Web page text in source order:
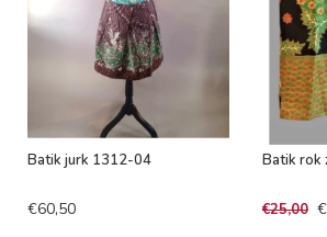
Batik jurk 1312-04
€60,50
Batik rok
€25,00